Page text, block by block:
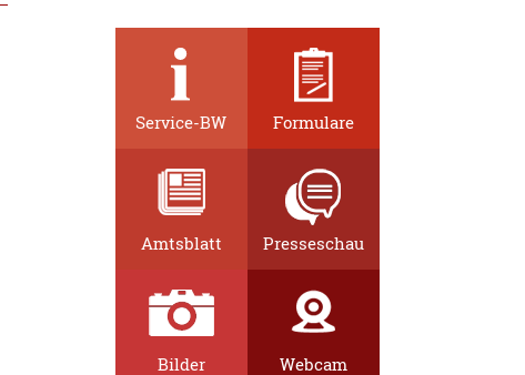
Service-BW Formulare
Amtsblatt Presseschau
Bilder Webcam